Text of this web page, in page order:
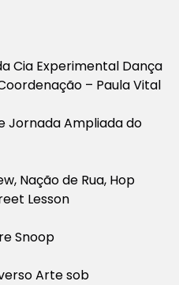
Cia Experimental Dança
– Paula Vital
Jornada Ampliada do
Nação de Rua, Hop
Lesson
Snoop
Arte sob